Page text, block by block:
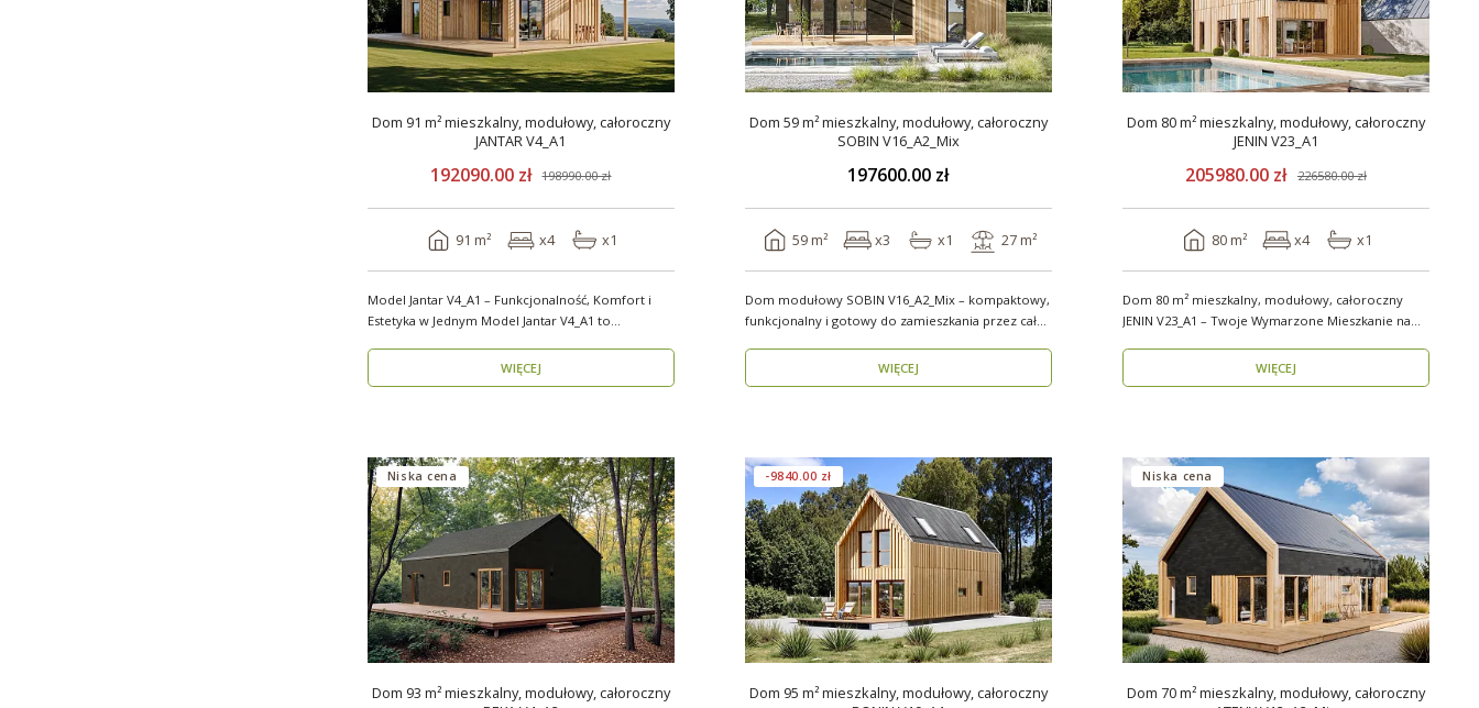
Dom 91 m² mieszkalny, modułowy, całoroczny
JANTAR V4_A1
192090.00 zł 198990.00 zł
91 m² x4 x1
Model Jantar V4_A1 – Funkcjonalność, Komfort i
Estetyka w Jednym Model Jantar V4_A1 to
WIĘCEJ
Dom 59 m² mieszkalny, modułowy, całoroczny
SOBIN V16_A2_Mix
197600.00 zł
59 m² x3 x1 27 m²
Dom modułowy SOBIN V16_A2_Mix – kompaktowy,
funkcjonalny i gotowy do zamieszkania przez cały
WIĘCEJ
Dom 80 m² mieszkalny, modułowy, całoroczny
JENIN V23_A1
205980.00 zł 226580.00 zł
80 m² x4 x1
Dom 80 m² mieszkalny, modułowy, całoroczny
JENIN V23_A1 – Twoje Wymarzone Mieszkanie na
WIĘCEJ
Niska cena
Dom 93 m² mieszkalny, modułowy, całoroczny
-9840.00 zł
Dom 95 m² mieszkalny, modułowy, całoroczny
Niska cena
Dom 70 m² mieszkalny, modułowy, całoroczny